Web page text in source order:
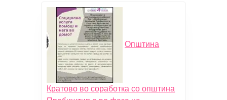
Општина
Кратово во соработка со општина